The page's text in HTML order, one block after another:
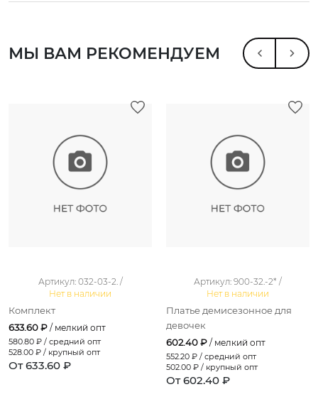
МЫ ВАМ РЕКОМЕНДУЕМ
Артикул: 032-03-2. /
Нет в наличии
Комплект
633.60 ₽ / мелкий опт
580.80 ₽ / средний опт
528.00 ₽ / крупный опт
От 633.60 ₽
Артикул: 900-32.-2* /
Нет в наличии
Платье демисезонное для
девочек
602.40 ₽ / мелкий опт
552.20 ₽ / средний опт
502.00 ₽ / крупный опт
От 602.40 ₽